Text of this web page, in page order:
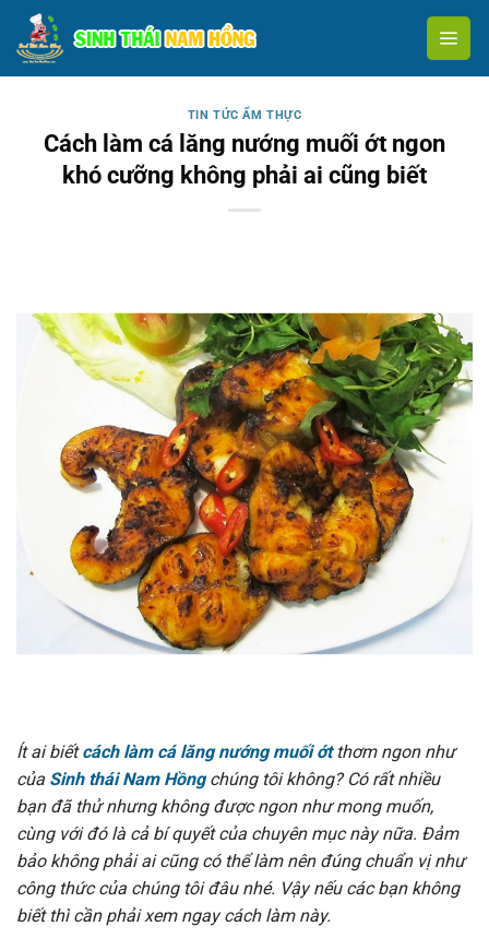
Skip
content
TIN TỨC ẨM THỰC
Cách làm cá lăng nướng muối ớt ngon
khó cưỡng không phải ai cũng biết
Ít ai biếtcách làm cá lăng nướng muối ớt thơm ngon như
của Sinh thái Nam Hồngchúng tôi không? Có rất nhiều
bạn đã thử nhưng không được ngon như mong muốn,
cùng với đó là cả bí quyết của chuyên mục này nữa. Đảm
bảo không phải ai cũng có thể làm nên đúng chuẩn vị như
công thức của chúng tôi đâu nhé. Vậy nếu các bạn không
biết thì cần phải xem ngay cách làm này.